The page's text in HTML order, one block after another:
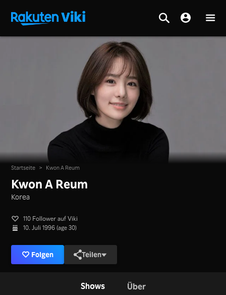
Startseite > Kwon A Reum
Kwon A Reum
Korea
110 Follower auf Viki
10. Juli 1996 (age 30)
Folgen Teilen
Shows Über